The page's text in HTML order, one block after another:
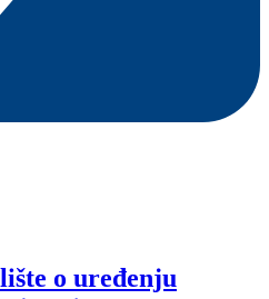
o uređenju